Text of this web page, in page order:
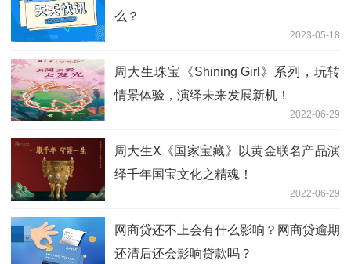
么？
2023-05-18
周大生珠宝《Shining Girl》系列，玩转
情景体验，演绎未来发展新机！
2022-06-29
周大生X《国家宝藏》以黄金联名产品演
绎千年国宝文化之精魂！
2022-06-29
网商贷还不上会有什么影响？网商贷逾期
还清后还会影响贷款吗？